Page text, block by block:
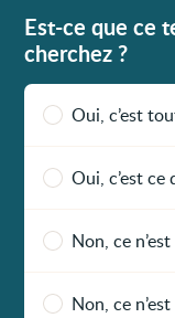
Est-ce que ce
cherchez ?
Oui, c’est
Oui, c’est ce
Non, ce
Non, ce